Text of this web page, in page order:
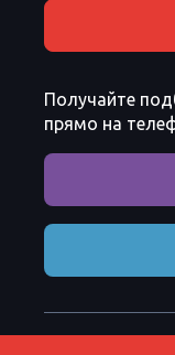
Получайте
прямо на